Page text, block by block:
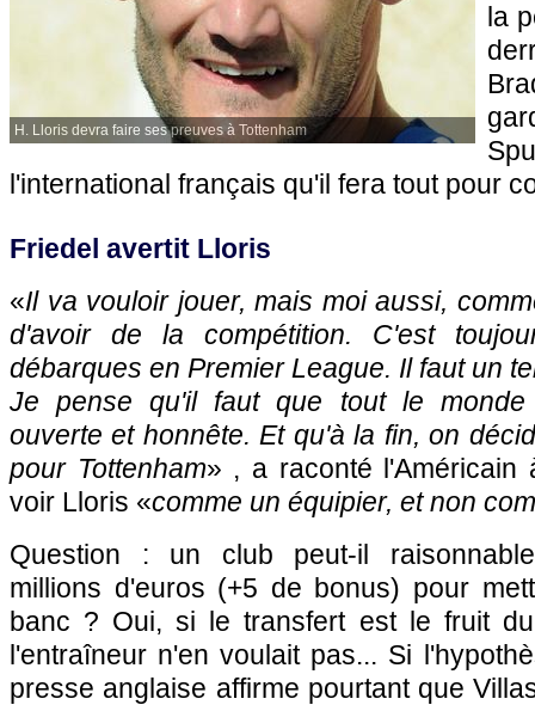
H. Lloris devra faire ses preuves à Tottenham
la
l'international français qu'il fera tout pour
Friedel avertit Lloris
«Il va vouloir jouer, mais moi aussi,
d'avoir de la compétition. C'est
débarques en Premier League. Il faut un
Je pense qu'il faut que tout le monde
ouverte et honnête. Et qu'à la fin, on
pour Tottenham» , a raconté l'Américain
voir Lloris «comme un équipier, et non
Question : un club peut-il
millions d'euros (+5 de bonus) pour
banc ? Oui, si le transfert est le fruit
l'entraîneur n'en voulait pas... Si
presse anglaise affirme pourtant que